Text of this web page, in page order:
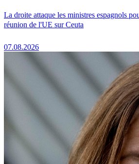
La droite attaque les ministres espagnols
réunion de l'UE sur Ceuta
07.08.2026